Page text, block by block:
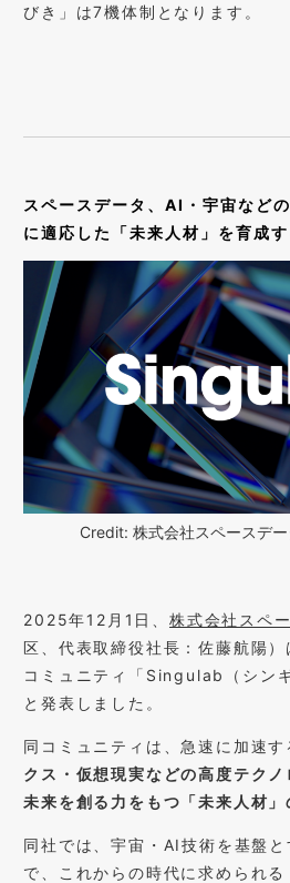
びき」は7機体制となります。
スペースデータ、AI・宇宙など
に適応した「未来人材」を育成
Credit: 株式会社スペースデ
2025年12月1日、株式会社スペ
区、代表取締役社長：佐藤航陽
コミュニティ「Singulab（シン
と発表しました。
同コミュニティは、急速に加速す
クス・仮想現実などの高度テクノ
未来を創る力をもつ「未来人材」
同社では、宇宙・AI技術を基盤
で、これからの時代に求められ